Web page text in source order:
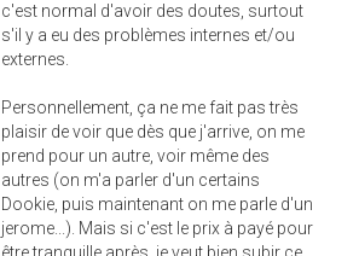
c'est normal d'avoir des doutes, surtout
s'il y a eu des problèmes internes et/ou
externes.
Personnellement, ça ne me fait pas très
plaisir de voir que dès que j'arrive, on me
prend pour un autre, voir même des
autres (on m'a parler d'un certains
Dookie, puis maintenant on me parle d'un
jerome...). Mais si c'est le prix à payé pour